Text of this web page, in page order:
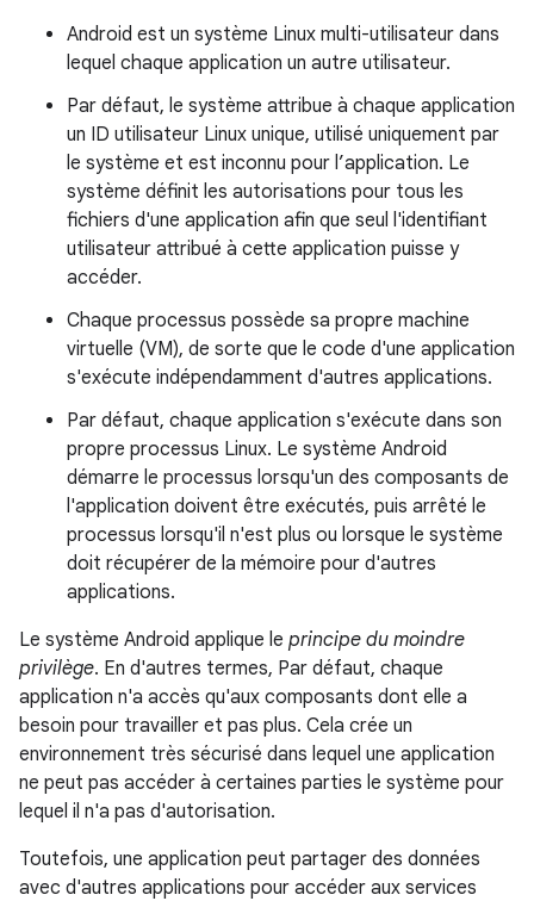
Android est un système Linux multi-utilisateur dans
lequel chaque application un autre utilisateur.
Par défaut, le système attribue à chaque application
un ID utilisateur Linux unique, utilisé uniquement par
le système et est inconnu pour l’application. Le
système définit les autorisations pour tous les
fichiers d'une application afin que seul l'identifiant
utilisateur attribué à cette application puisse y
accéder.
Chaque processus possède sa propre machine
virtuelle (VM), de sorte que le code d'une application
s'exécute indépendamment d'autres applications.
Par défaut, chaque application s'exécute dans son
propre processus Linux. Le système Android
démarre le processus lorsqu'un des composants de
l'application doivent être exécutés, puis arrêté le
processus lorsqu'il n'est plus ou lorsque le système
doit récupérer de la mémoire pour d'autres
applications.
Le système Android applique le principe du moindre
privilège. En d'autres termes, Par défaut, chaque
application n'a accès qu'aux composants dont elle a
besoin pour travailler et pas plus. Cela crée un
environnement très sécurisé dans lequel une application
ne peut pas accéder à certaines parties le système pour
lequel il n'a pas d'autorisation.
Toutefois, une application peut partager des données
avec d'autres applications pour accéder aux services